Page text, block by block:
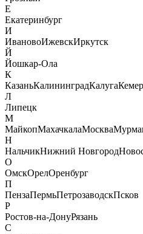
Е
Екатеринбург
И
ИвановоИжевскИркутск
Й
Йошкар-Ола
К
КазаньКалининградКалуга
Л
Липецк
М
МайкопМахачкалаМосква
Н
НальчикНижний Новгород
О
ОмскОрелОренбург
П
ПензаПермьПетрозаводскПсков
Р
Ростов-на-ДонуРязань
С